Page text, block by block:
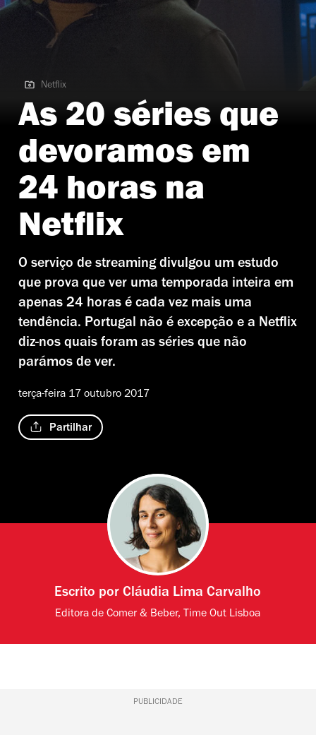
Netflix | Os Defensores
Netflix
As 20 séries que
devoramos em
24 horas na
Netflix
O serviço de streaming divulgou um estudo
que prova que ver uma temporada inteira em
apenas 24 horas é cada vez mais uma
tendência. Portugal não é excepção e a Netflix
diz-nos quais foram as séries que não
parámos de ver.
terça-feira 17 outubro 2017
Partilhar
Escrito porCláudia Lima Carvalho
Editora de Comer & Beber, Time Out Lisboa
PUBLICIDADE